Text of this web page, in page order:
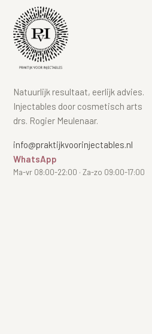
Natuurlijk resultaat, eerlijk advies.
Injectables door cosmetisch arts
drs. Rogier Meulenaar.
info@praktijkvoorinjectables.nl
WhatsApp
Ma-vr 08:00-22:00 · Za-zo 09:00-17:00